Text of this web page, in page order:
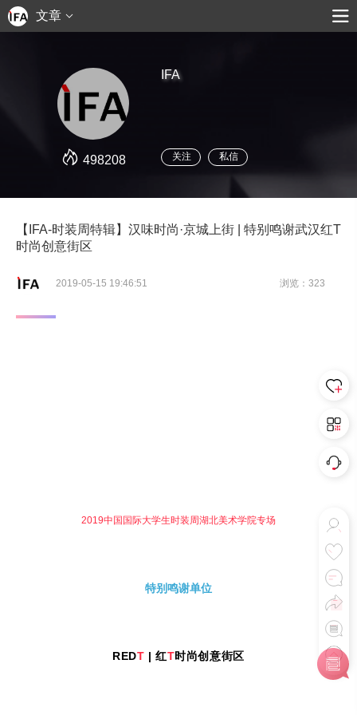
文章
498208
IFA
关注 私信
【IFA-时装周特辑】汉味时尚·京城上街 | 特别鸣谢武汉红T
时尚创意街区
2019-05-15 19:46:51 浏览：323
2019中国国际大学生时装周湖北美术学院专场
特别鸣谢单位
REDT | 红T时尚创意街区